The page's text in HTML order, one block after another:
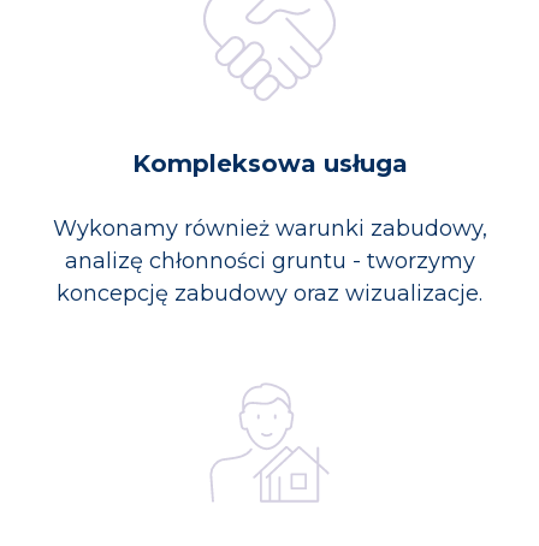
Kompleksowa usługa
Wykonamy również warunki zabudowy,
analizę chłonności gruntu - tworzymy
koncepcję zabudowy oraz wizualizacje.